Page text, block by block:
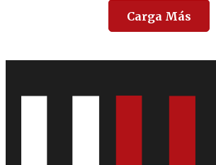
Carga Más